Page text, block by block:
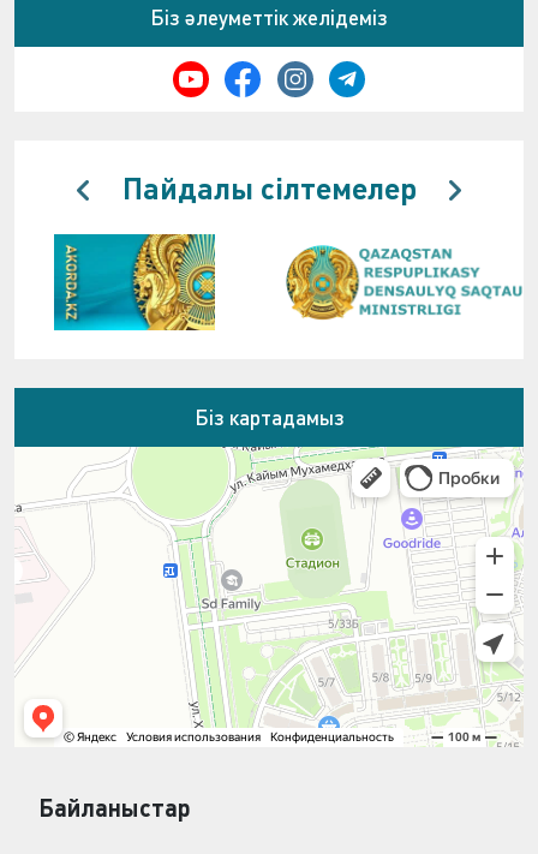
Біз әлеуметтік желідеміз
Пайдалы сілтемелер
Біз картадамыз
Байланыстар